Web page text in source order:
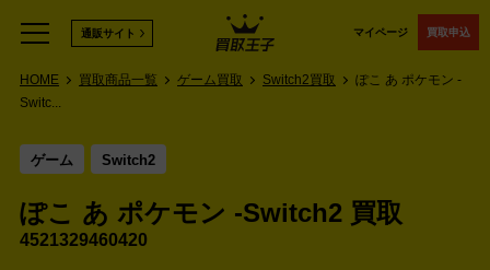
マイページ 買取申込
通販サイト
HOME 買取商品一覧 ゲーム買取 Switch2買取
ぽこ あ ポケモン -
Switc...
ゲーム Switch2
ぽこ あ ポケモン -Switch2 買取
4521329460420